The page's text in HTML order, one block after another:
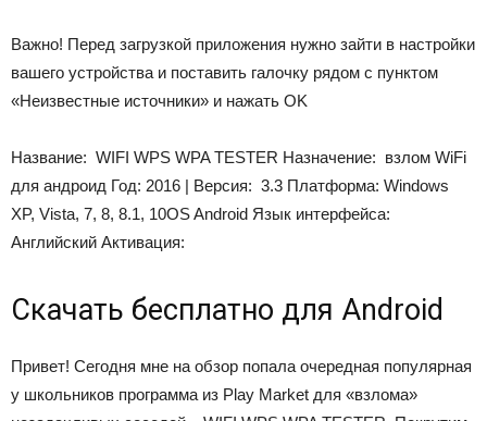
Важно! Перед загрузкой приложения нужно зайти в настройки
вашего устройства и поставить галочку рядом с пунктом
«Неизвестные источники» и нажать OK
Название: WIFI WPS WPA TESTER Назначение: взлом WiFi
для андроид Год: 2016 | Версия: 3.3 Платформа: Windows
XP, Vista, 7, 8, 8.1, 10OS Android Язык интерфейса:
Английский Активация:
Скачать бесплатно для Android
Привет! Сегодня мне на обзор попала очередная популярная
у школьников программа из Play Market для «взлома»